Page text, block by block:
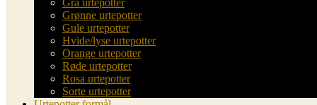
Grå urtepotter
Grønne urtepotter
Gule urtepotter
Hvide/lyse urtepotter
Orange urtepotter
Røde urtepotter
Rosa urtepotter
Sorte urtepotter